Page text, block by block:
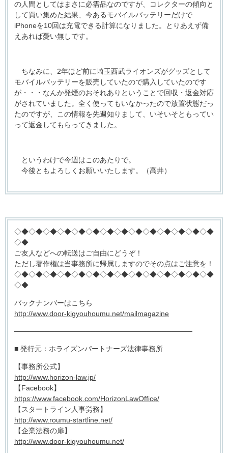
の人間としてはまさに必需品なのですが、コレクターの傾向と
して買い集めた結果、今あるモバイルバッテリーだけで
iPhoneを10回は充電できる計算になりました。とりあえず備
えあれば憂い無しです。
ちなみに、2年ほど前に埼玉西武ライオンズがグッズとして
モバイルバッテリーを販売していたので購入していたのです
が・・・なんか発煙のおそれありということで回収・返金対応
がされていました。全く使ってもいなかったので放置状態だっ
たのですが、この情報を先週知りまして、いそいそともってい
って返金してもらってきました。
というわけで今週はこのあたりで。
今後ともよろしくお願いいたします。（高井）
◇◆◇◆◇◆◇◆◇◆◇◆◇◆◇◆◇◆◇◆◇◆◇◆◇◆◇◆
◇◆
ご友人などへの転送はご自由にどうぞ！
ただし著作権は当事務所に帰属しますのでその点はご注意を！
◇◆◇◆◇◆◇◆◇◆◇◆◇◆◇◆◇◆◇◆◇◆◇◆◇◆◇◆
◇◆
バックナンバーはこちら
http://www.door-kigyouhoumu.net/mailmagazine
───────────────────────────────────
■ 発行元：ホライズンパートナーズ法律事務所
【事務所公式】
http://www.horizon-law.jp/
【Facebook】
https://www.facebook.com/HorizonLawOffice/
【スタートライン人事労務】
http://www.roumu-startline.net/
【企業法務の扉】
http://www.door-kigyouhoumu.net/